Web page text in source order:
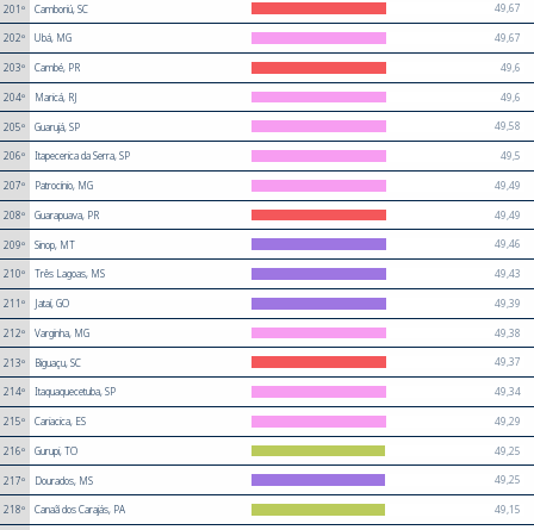
201º Camboriú, SC 49,67
202º Ubá, MG 49,67
203º Cambé, PR 49,6
204º Maricá, RJ 49,6
205º Guarujá, SP 49,58
206º Itapecerica da Serra, SP 49,5
207º Patrocínio, MG 49,49
208º Guarapuava, PR 49,49
209º Sinop, MT 49,46
210º Três Lagoas, MS 49,43
211º Jataí, GO 49,39
212º Varginha, MG 49,38
213º Biguaçu, SC 49,37
214º Itaquaquecetuba, SP 49,34
215º Cariacica, ES 49,29
216º Gurupi, TO 49,25
217º Dourados, MS 49,25
218º Canaã dos Carajás, PA 49,15